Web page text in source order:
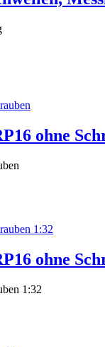
ohne
ohne
1:32